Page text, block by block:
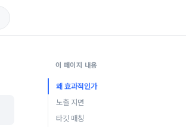
이 페이지 내용
왜 효과적인가
노출 지면
타깃 매칭